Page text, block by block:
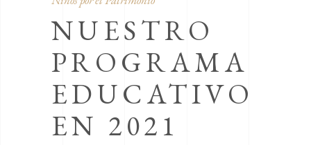
NUESTRO
PROGRAMA
EDUCATIVO
EN 2021